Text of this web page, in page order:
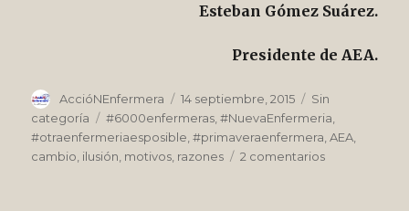
Esteban Gómez Suárez.
Presidente de AEA.
Autor
AccióNEnfermera
Publicado
el
14 septiembre, 2015 Categorías
Sin
categoría
Etiquetas
#6000enfermeras ,#NuevaEnfermeria
#otraenfermeriaesposible ,#primaveraenfermera ,AEA
cambio ilusión motivos razones 2 comentariosen